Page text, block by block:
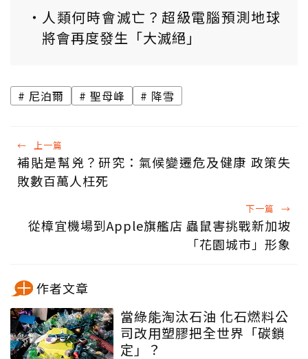
人類何時會滅亡？超級電腦預測地球
將會再度發生「大滅絕」
尼泊爾 聖母峰 降雪
← 上一篇
補貼是幫兇？研究：氣候變遷危及健康 政策失
敗數百萬人枉死
下一篇 →
從樟宜機場到Apple旗艦店 蟲鼠害挑戰新加坡
「花園城市」形象
作者文章
當綠能淘汰石油 化石燃料公
司改用塑膠把全世界「碳鎖
定」？